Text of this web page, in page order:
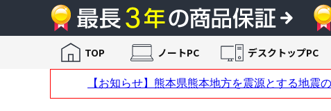
TOP ノートPC デスクトップPC